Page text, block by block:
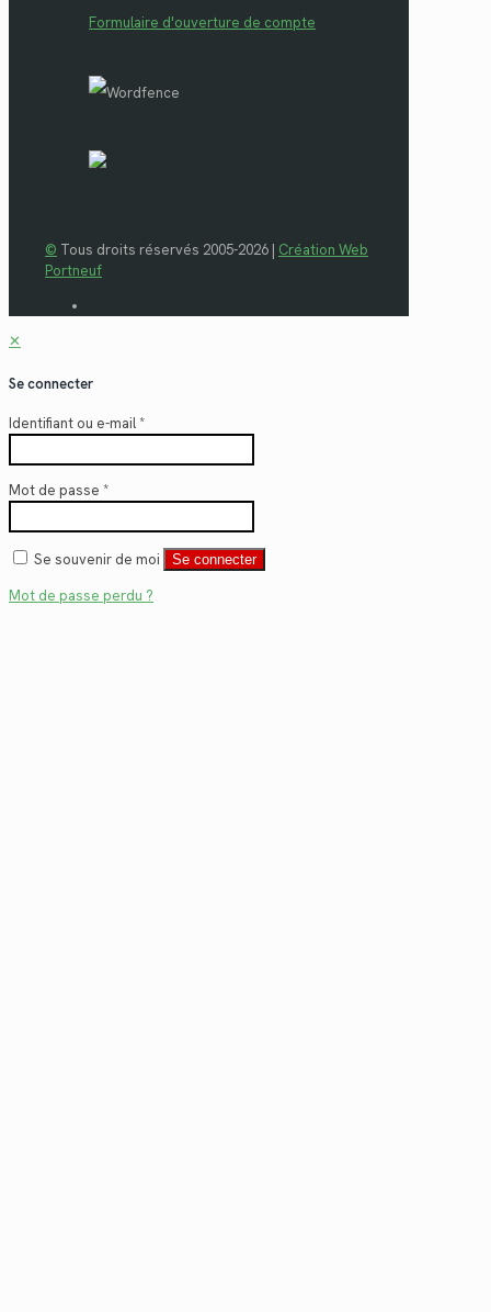
Formulaire d'ouverture de compte
© Tous droits réservés 2005-2026 | Création Web
Portneuf
✕
Se connecter
Identifiant ou e-mail*
Mot de passe *
Se souvenir de moi Se connecter
Mot de passe perdu ?